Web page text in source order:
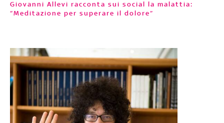
Giovanni Allevi racconta sui social la malattia:
“Meditazione per superare il dolore”